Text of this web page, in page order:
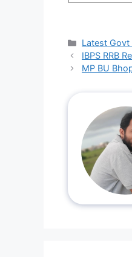
Categories
Latest Govt
IBPS RRB
MP BU